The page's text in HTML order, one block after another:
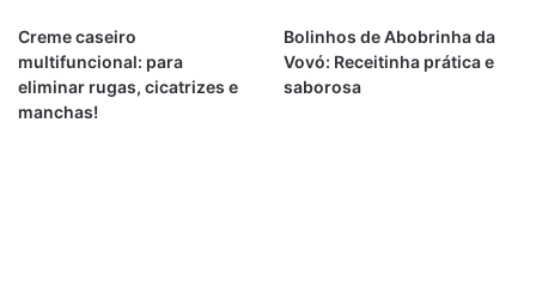
Creme caseiro
multifuncional: para
eliminar rugas, cicatrizes e
manchas!
Bolinhos de Abobrinha da
Vovó: Receitinha prática e
saborosa